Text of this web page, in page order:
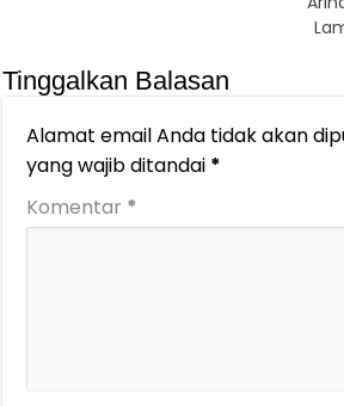
Tinggalkan Balasan
Alamat email Anda tidak akan
yang wajib ditandai *
Komentar *